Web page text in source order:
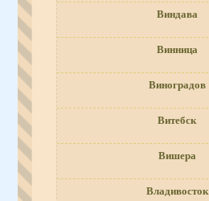
Виндава
Винница
Виноградов
Витебск
Вишера
Владивосток